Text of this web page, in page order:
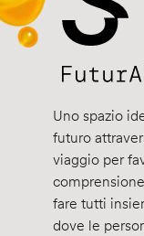
Uno spazio
futuro
viaggio per
fare tutti
dove le